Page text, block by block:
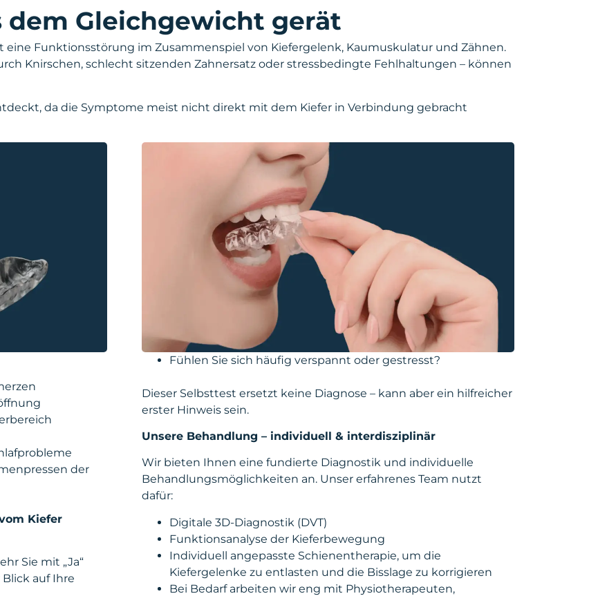
dem Gleichgewicht gerät
eine Funktionsstörung im Zusammenspiel von Kiefergelenk, Kaumuskulatur und Zähnen.
Knirschen, schlecht sitzenden Zahnersatz oder stressbedingte Fehlhaltungen – können
da die Symptome meist nicht direkt mit dem Kiefer in Verbindung gebracht
der
Kiefer
Sie mit „Ja“
auf Ihre
Fühlen Sie sich häufig verspannt oder gestresst?
Dieser Selbsttest ersetzt keine Diagnose – kann aber ein hilfreicher
erster Hinweis sein.
Unsere Behandlung – individuell & interdisziplinär
Wir bieten Ihnen eine fundierte Diagnostik und individuelle
Behandlungsmöglichkeiten an. Unser erfahrenes Team nutzt
dafür:
Digitale 3D-Diagnostik (DVT)
Funktionsanalyse der Kieferbewegung
Individuell angepasste Schienentherapie, um die
Kiefergelenke zu entlasten und die Bisslage zu korrigieren
Bei Bedarf arbeiten wir eng mit Physiotherapeuten,